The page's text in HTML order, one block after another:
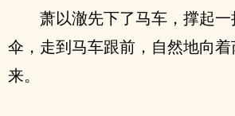
萧以澈先下了马车，撑起
伞，走到马车跟前，自然地向
来。